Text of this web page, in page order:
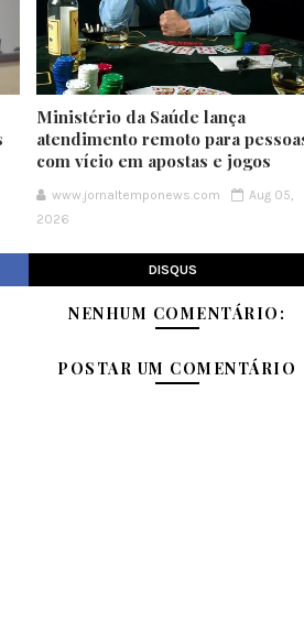
Ministério da Saúde lança
atendimento remoto para
com vício em apostas e jogos
www.jornaltemponews.com
Aug 05,
2026
DISQUS
NENHUM COMENTÁRIO:
POSTAR UM COMENTÁRIO